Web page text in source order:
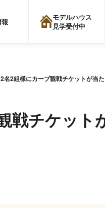
モデルハウス
見学受付中
2組様にカープ観戦チケットが当
戦チケット